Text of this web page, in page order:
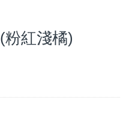
粉紅淺橘)